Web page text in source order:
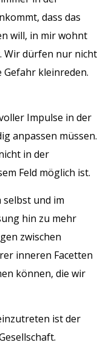
dass das
will, in mir wohnt
Wir dürfen nur nicht
Gefahr kleinreden.
Impulse in der
anpassen müssen.
in der
Feld möglich ist.
selbst und im
hin zu mehr
zwischen
inneren Facetten
können, die wir
ist der